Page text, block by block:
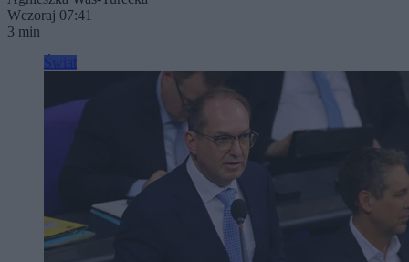
Wczoraj 07:41
3 min